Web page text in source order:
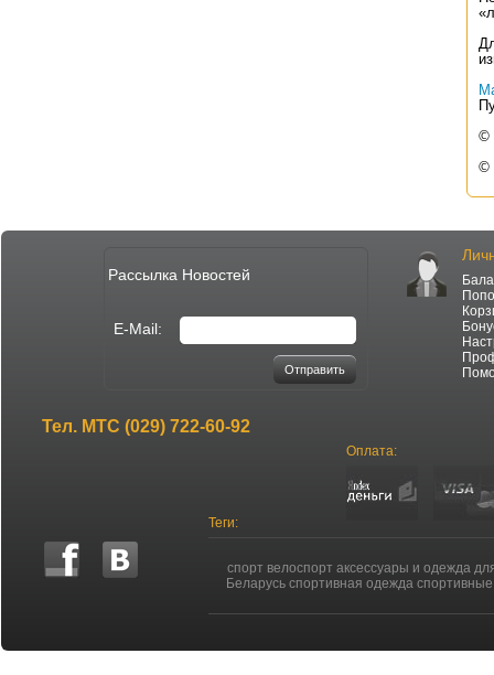
©
©
Рассылка Новостей
E-Mail:
Отправить
Тел. МТС (029) 722-60-92
Оплата:
Теги:
спорт велоспорт аксессуары и одежда
Беларусь спортивная одежда